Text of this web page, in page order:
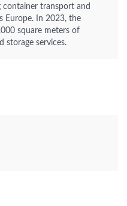
transport and
Europe. In 2023, the
square meters of
storage services.